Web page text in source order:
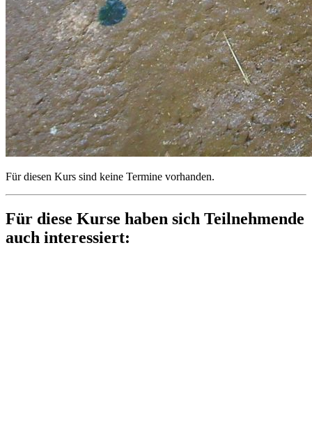
Für diesen Kurs sind keine Termine vorhanden.
Für diese Kurse haben sich Teilnehmende
auch interessiert: